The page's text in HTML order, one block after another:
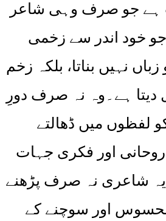
ہے جو صرف وہی شاعر
جو خود اندر سے زخمی
نہیں بناتا، بلکہ زخم
دیتا ہے۔وہ نہ صرف دورِ
لفظوں میں ڈھالتے
روحانی اور فکری جہات
شاعری نہ صرف پڑھنے
اور سوچنے کے